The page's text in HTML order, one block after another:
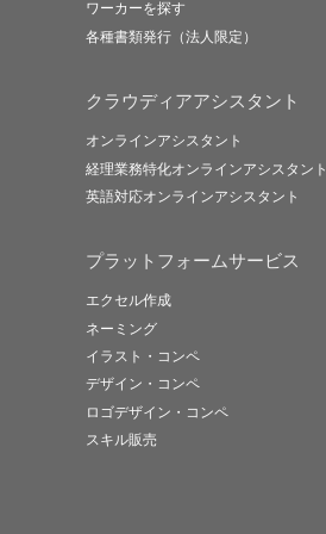
ワーカーを探す
各種書類発行（法人限定）
クラウディアアシスタント
オンラインアシスタント
経理業務特化オンラインアシスタント
英語対応オンラインアシスタント
プラットフォームサービス
エクセル作成
ネーミング
イラスト・コンペ
デザイン・コンペ
ロゴデザイン・コンペ
スキル販売